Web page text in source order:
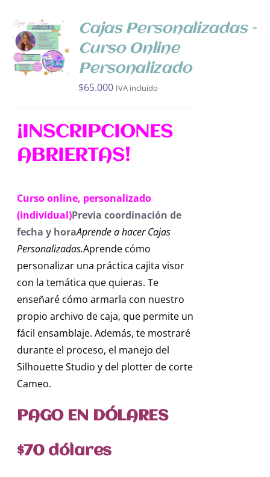
AÑADIR
AL
CARRITO
/
DETALLES
Cajas Personalizadas –
Curso Online
Personalizado
$65.000 IVA incluído
¡INSCRIPCIONES
ABRIERTAS!
Curso online, personalizado
(individual)Previa coordinación de
fecha y horaAprende a hacer Cajas
Personalizadas.Aprende cómo
personalizar una práctica cajita visor
con la temática que quieras. Te
enseñaré cómo armarla con nuestro
propio archivo de caja, que permite un
fácil ensamblaje. Además, te mostraré
durante el proceso, el manejo del
Silhouette Studio y del plotter de corte
Cameo.
PAGO EN DÓLARES
$70 dólares